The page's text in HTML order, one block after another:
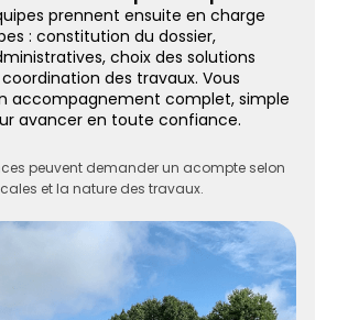
prennent ensuite en charge
: constitution du dossier,
choix des solutions
des travaux. Vous
accompagnement complet, simple
avancer en toute confiance.
peuvent demander un acompte selon
et la nature des travaux.